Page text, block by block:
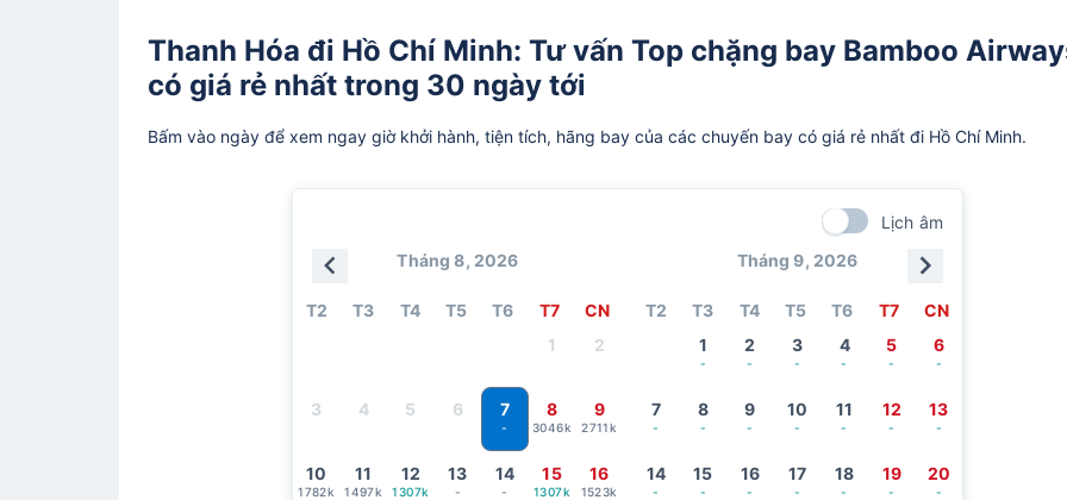
Thanh Hóa đi Hồ Chí Minh: Tư vấn Top chặng bay Bamboo
có giá rẻ nhất trong 30 ngày tới
Bấm vào ngày để xem ngay giờ khởi hành, tiện tích, hãng bay của các chuyến bay có giá rẻ nhất đi Hồ Chí Minh.
Lịch âm
Tháng 8, 2026
T2 T3 T4 T5 T6 T7
CN
1
2
3 4 5 6 7
-
8
3046k
9
2711k
10
1782k
11
1497k
12
1307k
13
-
14
-
15
1307k
16
1523k
Tháng 9, 2026
T2 T3 T4 T5 T6 T7
CN
1
-
2
-
3
-
4
-
5
-
6
-
7
-
8
-
9
-
10
-
11
-
12
-
13
-
14
-
15
-
16
-
17
-
18
-
19
-
20
-